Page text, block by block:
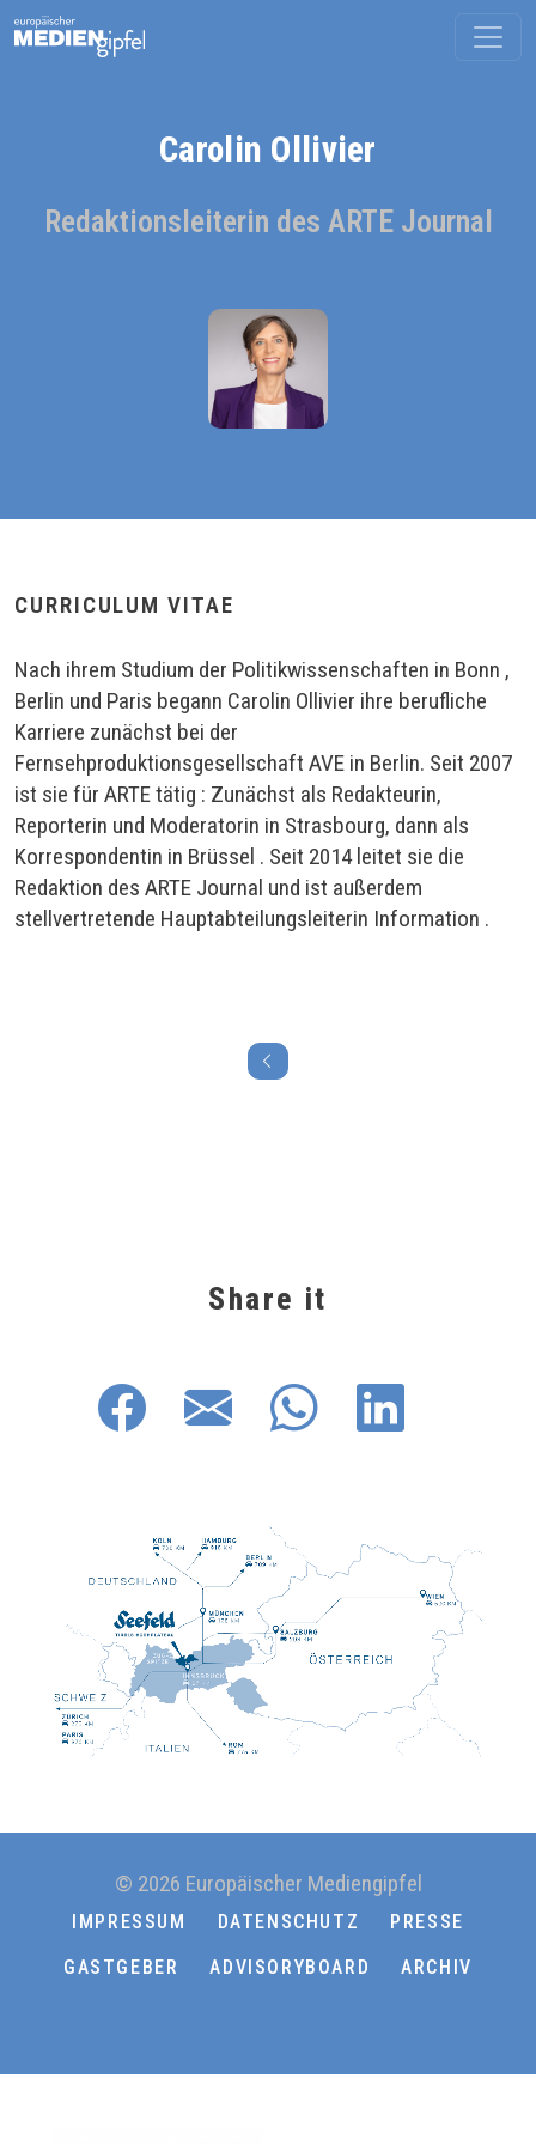
Carolin Ollivier
Redaktionsleiterin des ARTE Journal
CURRICULUM VITAE
Nach ihrem Studium der Politikwissenschaften in Bonn ,
Berlin und Paris begann Carolin Ollivier ihre berufliche
Karriere zunächst bei der
Fernsehproduktionsgesellschaft AVE in Berlin. Seit 2007
ist sie für ARTE tätig : Zunächst als Redakteurin,
Reporterin und Moderatorin in Strasbourg, dann als
Korrespondentin in Brüssel . Seit 2014 leitet sie die
Redaktion des ARTE Journal und ist außerdem
stellvertretende Hauptabteilungsleiterin Information .
Share it
© 2026 Europäischer Mediengipfel
IMPRESSUM DATENSCHUTZ
PRESSE
GASTGEBER
ADVISORYBOARD ARCHIV